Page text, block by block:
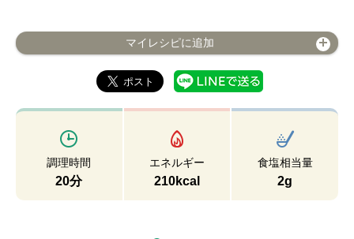
マイレシピに追加
調理時間
20分
エネルギー
210kcal
食塩相当量
2g